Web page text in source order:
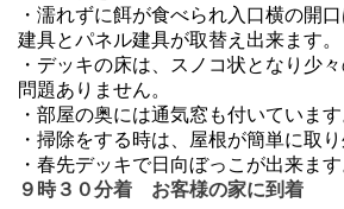
・濡れずに餌が食べられ入口横の開
建具とパネル建具が取替え出来ます。
・デッキの床は、スノコ状となり少
問題ありません。
・部屋の奥には通気窓も付いています
・掃除をする時は、屋根が簡単に取り
・春先デッキで日向ぼっこが出来ます
９時３０分着 お客様の家に到着